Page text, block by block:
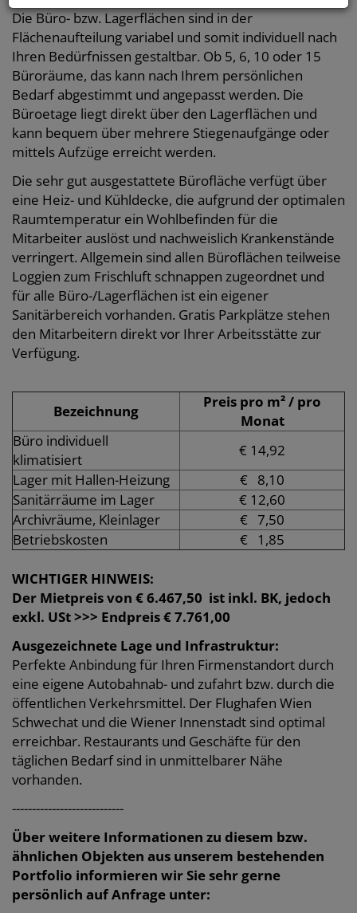
Die Büro- bzw. Lagerflächen sind in der
Flächenaufteilung variabel und somit individuell nach
Ihren Bedürfnissen gestaltbar. Ob 5, 6, 10 oder 15
Büroräume, das kann nach Ihrem persönlichen
Bedarf abgestimmt und angepasst werden. Die
Büroetage liegt direkt über den Lagerflächen und
kann bequem über mehrere Stiegenaufgänge oder
mittels Aufzüge erreicht werden.
Die sehr gut ausgestattete Bürofläche verfügt über
eine Heiz- und Kühldecke, die aufgrund der optimalen
Raumtemperatur ein Wohlbefinden für die
Mitarbeiter auslöst und nachweislich Krankenstände
verringert. Allgemein sind allen Büroflächen teilweise
Loggien zum Frischluft schnappen zugeordnet und
für alle Büro-/Lagerflächen ist ein eigener
Sanitärbereich vorhanden. Gratis Parkplätze stehen
den Mitarbeitern direkt vor Ihrer Arbeitsstätte zur
Verfügung.
Bezeichnung
Preis pro m² / pro
Monat
Büro individuell
klimatisiert
€ 14,92
Lager mit Hallen-Heizung
€ 8,10
Sanitärräume im Lager
€ 12,60
Archivräume, Kleinlager
€ 7,50
Betriebskosten
€ 1,85
WICHTIGER HINWEIS:
Der Mietpreis von € 6.467,50 ist inkl. BK, jedoch
exkl. USt >>> Endpreis € 7.761,00
Ausgezeichnete Lage und Infrastruktur:
Perfekte Anbindung für Ihren Firmenstandort durch
eine eigene Autobahnab- und zufahrt bzw. durch die
öffentlichen Verkehrsmittel. Der Flughafen Wien
Schwechat und die Wiener Innenstadt sind optimal
erreichbar. Restaurants und Geschäfte für den
täglichen Bedarf sind in unmittelbarer Nähe
vorhanden.
----------------------------
Über weitere Informationen zu diesem bzw.
ähnlichen Objekten aus unserem bestehenden
Portfolio informieren wir Sie sehr gerne
persönlich auf Anfrage unter: